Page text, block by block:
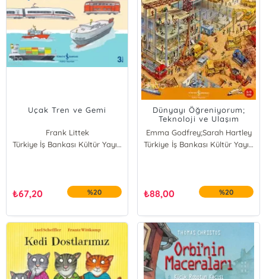
Uçak Tren ve Gemi
Frank Littek
Türkiye İş Bankası Kültür Yayınları
₺67,20 %20
Dünyayı Öğreniyorum;
Teknoloji ve Ulaşım
Emma Godfrey;Sarah Hartley
Türkiye İş Bankası Kültür Yayınları
₺88,00 %20